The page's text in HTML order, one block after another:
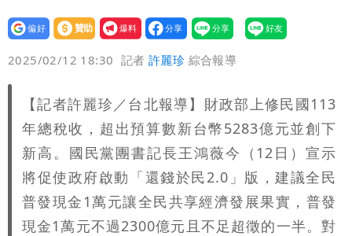
析對台影響
陳時中選前夜「淋雨道歉」 王必勝認：
已知輸了…無奈又不平
長崎原爆典禮矮化台灣 傷害真正的朋
友！矢板明夫揭背後原因
「肥大叔」猝逝恐關品牌？團隊沉痛發
文 原訂直播將取消
3颱共舞！「颱風尾」掃中南部4縣市大
雨 本周天氣一圖秒懂
長崎「矮化」台灣引爆怒火！日本網友怒
噴：難道真在顧忌中國？
35歲早餐不吃鐵板麵？釣出一票人點
設為
贊助
我要
爆料
2025/02/12 18:30 記者許麗珍 綜合報導
【記者許麗珍／台北報導】財政部上修民國113
年總稅收，超出預算數新台幣5283億元並創下
新高。國民黨團書記長王鴻薇今（12日）宣示
將促使政府啟動「還錢於民2.0」版，建議全民
普發現金1萬元讓全民共享經濟發展果實，普發
現金1萬元不過2300億元且不足超徵的一半。對